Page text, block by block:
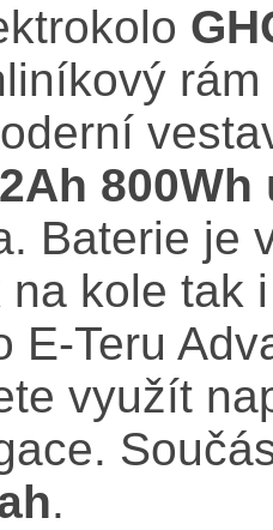
800Wh
Baterie je
kole tak
E-Teru
využít
.